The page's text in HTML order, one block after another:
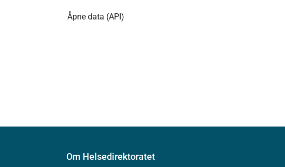
Åpne data (API)
Om Helsedirektoratet